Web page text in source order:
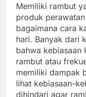
Memiliki rambut
produk
bagaimana cara
hari. Banyak dari
bahwa kebiasaan
rambut atau
memiliki dampak
lihat kebiasaan-
dihindari agar